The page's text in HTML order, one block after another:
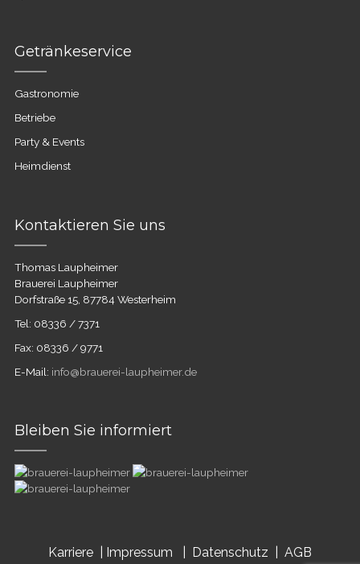
Getränkeservice
Gastronomie
Betriebe
Party & Events
Heimdienst
Kontaktieren Sie uns
Thomas Laupheimer
Brauerei Laupheimer
Dorfstraße 15, 87784 Westerheim
Tel: 08336 / 7371
Fax: 08336 / 9771
E-Mail: info@brauerei-laupheimer.de
Bleiben Sie informiert
Karriere | Impressum | Datenschutz | AGB